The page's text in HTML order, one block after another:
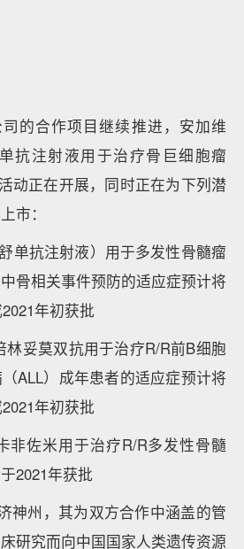
的合作项目继续推进，安加维
抗注射液用于治疗骨巨细胞瘤
动正在开展，同时正在为下列潜
市：
单抗注射液）用于多发性骨髓瘤
骨相关事件预防的适应症预计将
年初获批
林妥莫双抗用于治疗R/R前B细胞
ALL）成年患者的适应症预计将
年初获批
非佐米用于治疗R/R多发性骨髓
2021年获批
神州，其为双方合作中涵盖的管
研究而向中国国家人类遗传资源